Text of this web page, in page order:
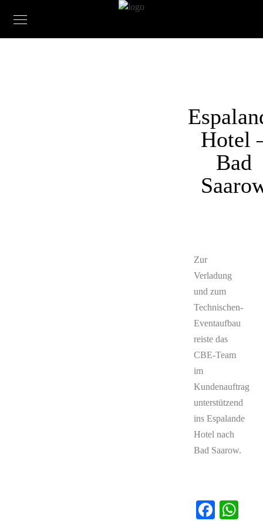
Hotel
Bad
Zur
Verladung
und zum
Technischen-
Eventaufbau
reiste das
CBE-Team
im
Kundenauftrag
unterstützend
ins Espalande
Hotel nach
Bad Saarow.